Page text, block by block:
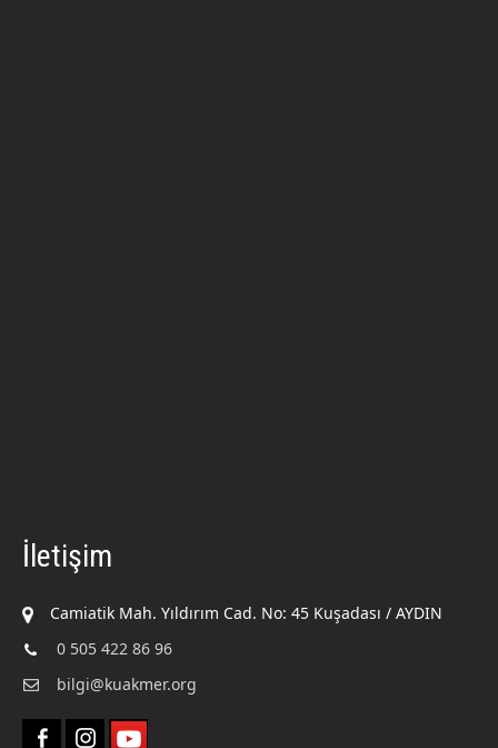
İletişim
Camiatik Mah. Yıldırım Cad. No: 45 Kuşadası / AYDIN
0 505 422 86 96
bilgi@kuakmer.org